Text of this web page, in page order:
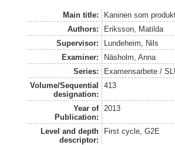
Main title:
Kaninen som
Authors:
Eriksson, Matilda
Supervisor:
Lundeheim, Nils
Examiner:
Näsholm, Anna
Series:
Examensarbete /
Volume/Sequential
designation:
413
Year of
Publication:
2013
Level and depth
descriptor:
First cycle, G2E